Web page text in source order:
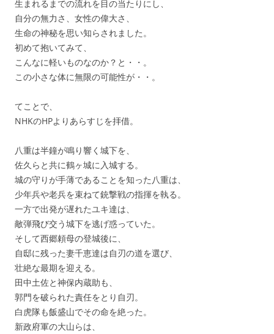
生まれるまでの流れを目の当たりにし、
自分の無力さ、女性の偉大さ、
生命の神秘を思い知らされました。
初めて抱いてみて、
こんなに軽いものなのか？と・・。
この小さな体に無限の可能性が・・。
てことで、
NHKのHPよりあらすじを拝借。
八重は半鐘が鳴り響く城下を、
佐久らと共に鶴ヶ城に入城する。
城の守りが手薄であることを知った八重は、
少年兵や老兵を束ねて銃撃戦の指揮を執る。
一方で出発が遅れたユキ達は、
敵弾飛び交う城下を逃げ惑っていた。
そして西郷頼母の登城後に、
自邸に残った妻千恵達は自刃の道を選び、
壮絶な最期を迎える。
田中土佐と神保内蔵助も、
郭門を破られた責任をとり自刃。
白虎隊も飯盛山でその命を絶った。
新政府軍の大山らは、